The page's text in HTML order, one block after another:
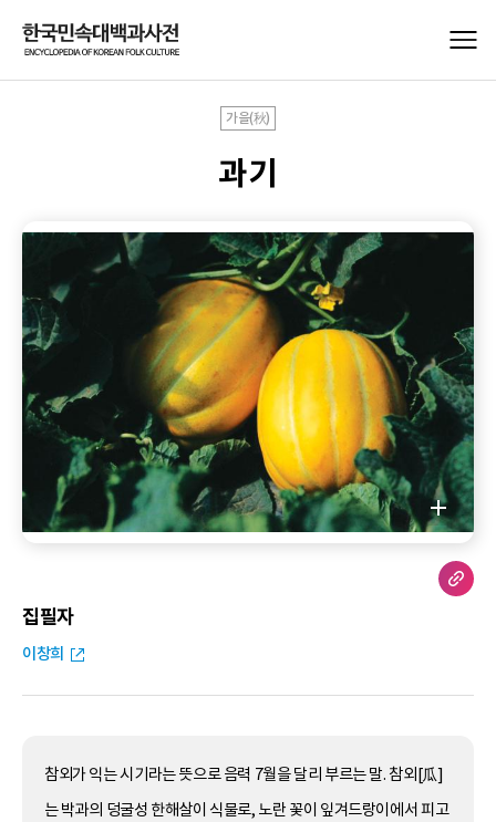
가을(秋)
과기
집필자
이창희
참외가 익는 시기라는 뜻으로 음력 7월을 달리 부르는 말. 참외[瓜]
는 박과의 덩굴성 한해살이 식물로, 노란 꽃이 잎겨드랑이에서 피고